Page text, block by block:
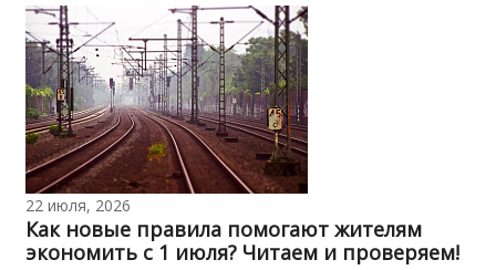
22 июля, 2026
Как новые правила помогают жителям
экономить с 1 июля? Читаем и проверяем!